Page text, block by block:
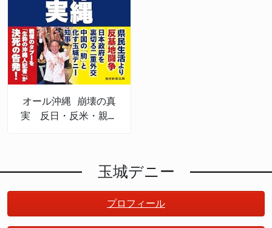
オール沖縄 崩壊の真
実 反日・反米・親中
玉城デニー
プロフィール